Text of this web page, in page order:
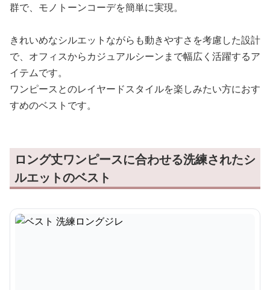
群で、モノトーンコーデを簡単に実現。
きれいめなシルエットながらも動きやすさを考慮した設計
で、オフィスからカジュアルシーンまで幅広く活躍するア
イテムです。
ワンピースとのレイヤードスタイルを楽しみたい方におす
すめのベストです。
ロング丈ワンピースに合わせる洗練されたシ
ルエットのベスト